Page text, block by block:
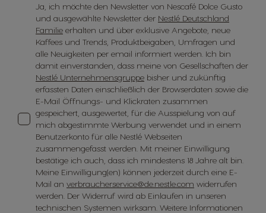
Ja, ich möchte den Newsletter von Nescafé Dolce Gusto
und ausgewählte Newsletter der Nestlé Deutschland
Familie erhalten und über exklusive Angebote, neue
Kaffees und Trends, Produktbeigaben, Umfragen und
alle Neuigkeiten per email informiert werden. Ich bin
damit einverstanden, dass meine von Gesellschaften der
Nestlé Unternehmensgruppe bisher und zukünftig
erfassten Daten einschließlich der Browserdaten sowie die
E-Mail Öffnungs- und Klickraten zusammen
gespeichert, ausgewertet, für die Ausspielung von auf
mich abgestimmte Werbung verwendet und in einem
Benutzerkonto für alle Nestlé Webseiten
zusammengefasst werden. Mit meiner Einwilligung
bestätige ich auch, dass ich mindestens 18 Jahre alt bin.
Meine Einwilligung(en) können jederzeit durch eine E-
Mail an verbraucherservice@de.nestle.com widerrufen
werden. Der Widerruf wird ab Einlaufen in unseren
technischen Systemen wirksam. Weitere Informationen